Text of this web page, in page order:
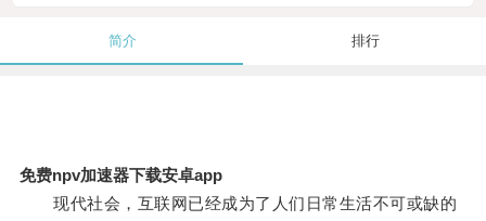
简介 排行
免费npv加速器下载安卓app
现代社会，互联网已经成为了人们日常生活不可或缺的